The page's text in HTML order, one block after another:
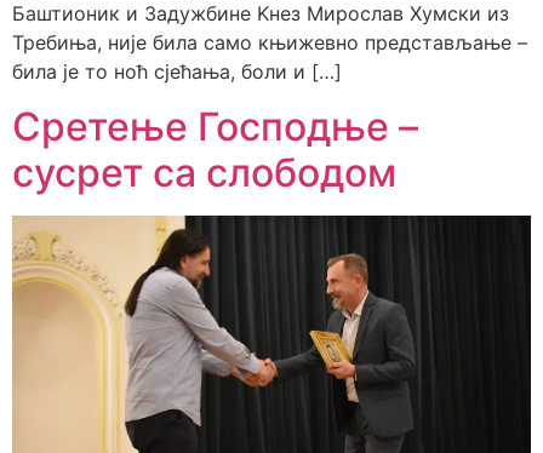
Баштионик и Задужбине Kнез Мирослав Хумски из
Требиња, није била само књижевно представљање –
била је то ноћ сјећања, боли и […]
Сретење Господње –
сусрет са слободом